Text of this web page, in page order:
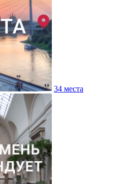
34 места